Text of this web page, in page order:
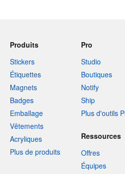
Produits
Stickers
Étiquettes
Magnets
Badges
Emballage
Vêtements
Acryliques
Plus de produits
Pro
Studio
Boutiques
Notify
Ship
Plus d'outils
Ressources
Offres
Équipes